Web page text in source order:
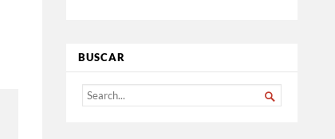
BUSCAR
SEARCH
FOR...
